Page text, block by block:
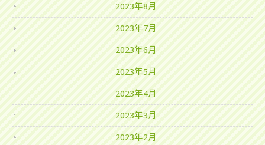
2023年8月
2023年7月
2023年6月
2023年5月
2023年4月
2023年3月
2023年2月